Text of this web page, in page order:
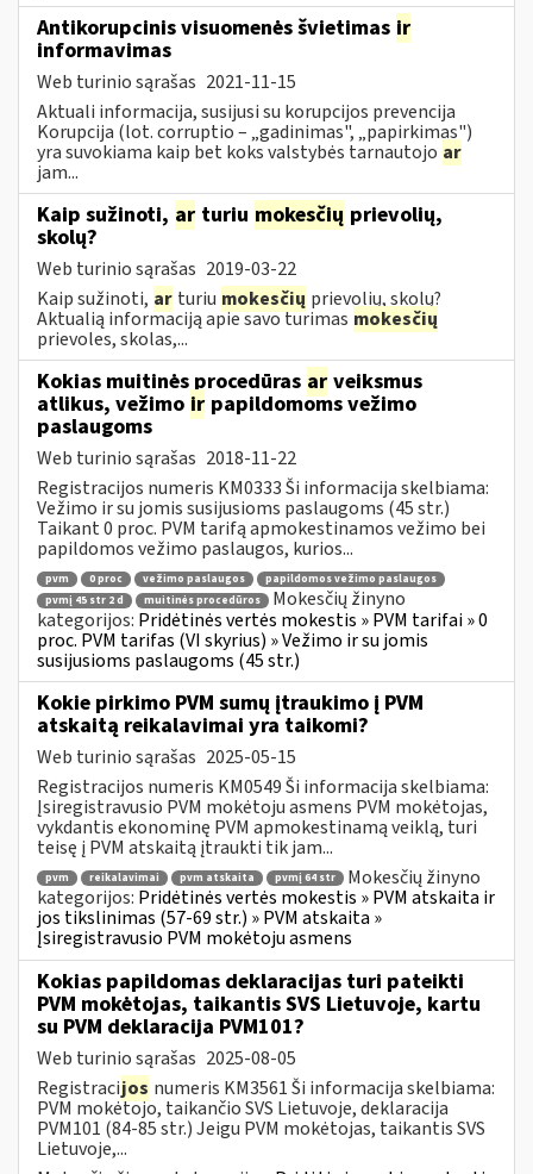
Antikorupcinis visuomenės švietimas ir
informavimas
Web turinio sąrašas 2021-11-15
Aktuali informacija, susijusi su korupcijos prevencija
Korupcija (lot. corruptio – „gadinimas", „papirkimas")
yra suvokiama kaip bet koks valstybės tarnautojo ar
jam...
Kaip sužinoti, ar turiu mokesčių prievolių,
skolų?
Web turinio sąrašas 2019-03-22
Kaip sužinoti, ar turiu mokesčių prievolių, skolų?
Aktualią informaciją apie savo turimas mokesčių
prievoles, skolas,...
Kokias muitinės procedūras ar veiksmus
atlikus, vežimo ir papildomoms vežimo
paslaugoms
Web turinio sąrašas 2018-11-22
Registracijos numeris KM0333 Ši informacija skelbiama:
Vežimo ir su jomis susijusioms paslaugoms (45 str.)
Taikant 0 proc. PVM tarifą apmokestinamos vežimo bei
papildomos vežimo paslaugos, kurios...
pvm 0 proc vežimo paslaugos
papildomos vežimo paslaugos
pvmį 45 str 2 d
muitinės procedūros
Mokesčių žinyno
kategorijos: Pridėtinės vertės mokestis » PVM tarifai » 0
proc. PVM tarifas (VI skyrius) » Vežimo ir su jomis
susijusioms paslaugoms (45 str.)
Kokie pirkimo PVM sumų įtraukimo į PVM
atskaitą reikalavimai yra taikomi?
Web turinio sąrašas 2025-05-15
Registracijos numeris KM0549 Ši informacija skelbiama:
Įsiregistravusio PVM mokėtoju asmens PVM mokėtojas,
vykdantis ekonominę PVM apmokestinamą veiklą, turi
teisę į PVM atskaitą įtraukti tik jam...
pvm reikalavimai pvm atskaita pvmį 64 str
Mokesčių žinyno
kategorijos: Pridėtinės vertės mokestis » PVM atskaita ir
jos tikslinimas (57-69 str.) » PVM atskaita »
Įsiregistravusio PVM mokėtoju asmens
Kokias papildomas deklaracijas turi pateikti
PVM mokėtojas, taikantis SVS Lietuvoje, kartu
su PVM deklaracija PVM101?
Web turinio sąrašas 2025-08-05
Registracijos numeris KM3561 Ši informacija skelbiama:
PVM mokėtojo, taikančio SVS Lietuvoje, deklaracija
PVM101 (84-85 str.) Jeigu PVM mokėtojas, taikantis SVS
Lietuvoje,...